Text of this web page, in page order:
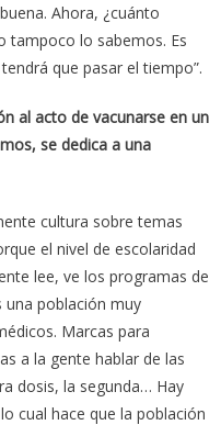
Ahora, ¿cuánto
tampoco lo sabemos. Es
que pasar el tiempo”.
al acto de vacunarse en un
se dedica a una
cultura sobre temas
el nivel de escolaridad
lee, ve los programas de
población muy
Marcas para
a la gente hablar de las
dosis, la segunda… Hay
cual hace que la población